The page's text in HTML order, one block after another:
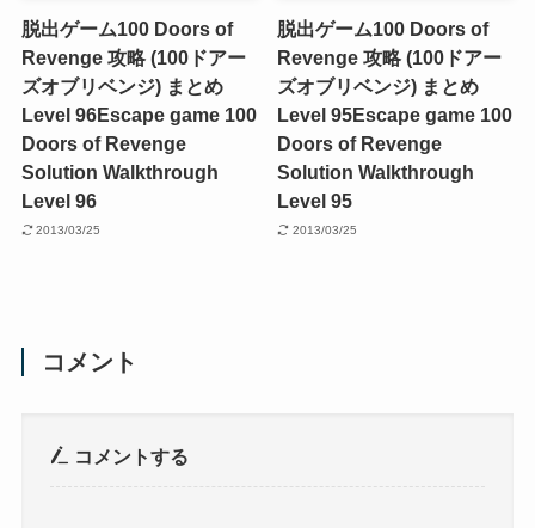
脱出ゲーム100 Doors of
Revenge 攻略 (100ドアー
ズオブリベンジ) まとめ
Level 96Escape game 100
Doors of Revenge
Solution Walkthrough
Level 96
2013/03/25
脱出ゲーム100 Doors of
Revenge 攻略 (100ドアー
ズオブリベンジ) まとめ
Level 95Escape game 100
Doors of Revenge
Solution Walkthrough
Level 95
2013/03/25
コメント
コメントする